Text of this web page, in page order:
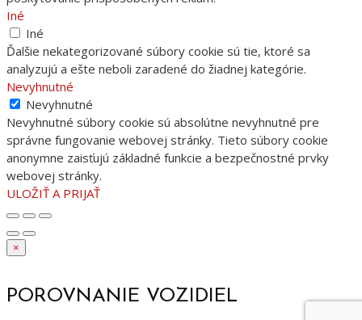
Iné
Iné
Ďalšie nekategorizované súbory cookie sú tie, ktoré sa
analyzujú a ešte neboli zaradené do žiadnej kategórie.
Nevyhnutné
Nevyhnutné
Nevyhnutné súbory cookie sú absolútne nevyhnutné pre
správne fungovanie webovej stránky. Tieto súbory cookie
anonymne zaisťujú základné funkcie a bezpečnostné prvky
webovej stránky.
ULOŽIŤ A PRIJAŤ
×
POROVNANIE VOZIDIEL